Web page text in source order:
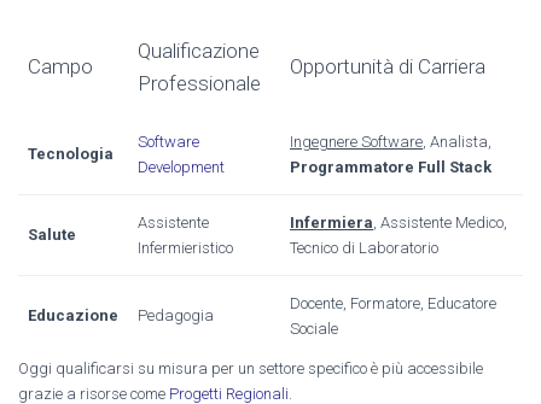
Campo
Qualificazione
Professionale
Opportunità di Carriera
Tecnologia
Software
Development
Ingegnere Software , Analista,
Programmatore Full Stack
Salute
Assistente
Infermieristico
Infermiera , Assistente Medico,
Tecnico di Laboratorio
Educazione Pedagogia
Docente, Formatore, Educatore
Sociale
Oggi qualificarsi su misura per un settore specifico è più accessibile
grazie a risorse come Progetti Regionali